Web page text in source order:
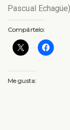
Pascual
Compártelo:
Me gusta: